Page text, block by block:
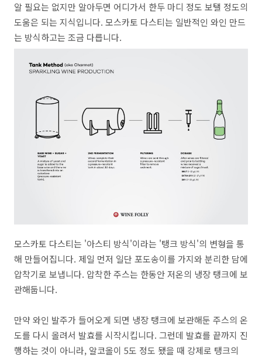
알 필요는 없지만 알아두면 어디가서 한두 마디 정도 보탤 정도의
도움은 되는 지식입니다. 모스카토 다스티는 일반적인 와인 만드
는 방식하고는 조금 다릅니다.
모스카토 다스티는 '아스티 방식'이라는 '탱크 방식'의 변형을 통
해 만들어집니다. 제일 먼저 일단 포도송이를 가지와 분리한 담에
압착기로 보냅니다. 압착한 주스는 한동안 저온의 냉장 탱크에 보
관해둡니다.
만약 와인 발주가 들어오게 되면 냉장 탱크에 보관해둔 주스의 온
도를 다시 올려서 발효를 시작시킵니다. 그런데 발효를 끝까지 진
행하는 것이 아니라, 알코올이 5도 정도 됐을 때 강제로 탱크의